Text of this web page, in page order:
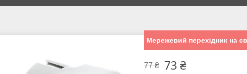
Мережевий перехідник на
77 ₴ 73 ₴